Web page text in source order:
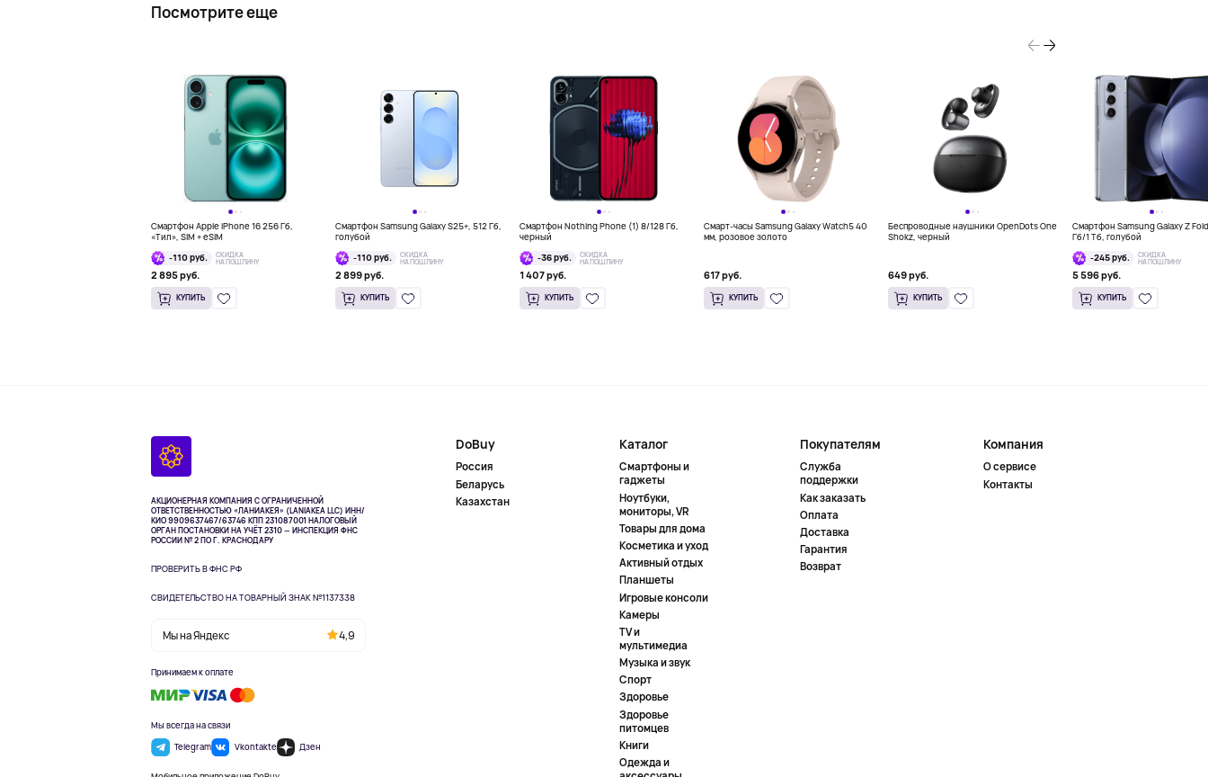
Посмотрите еще
Смартфон Apple iPhone 16 256 Гб,
«Тил», SIM + eSIM
-110 руб.
СКИДКА
НА ПОШЛИНУ
2 895 руб.
КУПИТЬ
Смартфон Samsung Galaxy S25+, 512 Гб,
голубой
-110 руб.
СКИДКА
НА ПОШЛИНУ
2 899 руб.
КУПИТЬ
Смартфон Nothing Phone (1) 8/128 Гб,
черный
-36 руб.
СКИДКА
НА ПОШЛИНУ
1 407 руб.
КУПИТЬ
Смарт-часы Samsung Galaxy Watch5 40
мм, розовое золото
617 руб.
КУПИТЬ
Беспроводные наушники OpenDots One
Shokz, черный
649 руб.
КУПИТЬ
Смартфон Samsung Galaxy Z
Гб/1 Тб, голубой
-245 руб.
СКИДКА
НА ПОШЛИНУ
5 596 руб.
КУПИТЬ
АКЦИОНЕРНАЯ КОМПАНИЯ С ОГРАНИЧЕННОЙ
ОТВЕТСТВЕННОСТЬЮ «ЛАНИАКЕЯ» (LANIAKEA LLC) ИНН/
КИО 9909637467/63746 КПП 231087001НАЛОГОВЫЙ
ОРГАН ПОСТАНОВКИ НА УЧЁТ 2310 — ИНСПЕКЦИЯ ФНС
РОССИИ № 2 ПО Г. КРАСНОДАРУ
ПРОВЕРИТЬ В ФНС РФ
СВИДЕТЕЛЬСТВО НА ТОВАРНЫЙ ЗНАК №1137338
Мы на Яндекс 4,9
Принимаем к оплате
Мы всегда на связи
Telegram
Vkontakte Дзен
DoBuy
Россия
Беларусь
Казахстан
Каталог
Смартфоны и
гаджеты
Ноутбуки,
мониторы, VR
Товары для дома
Косметика и уход
Активный отдых
Планшеты
Игровые консоли
Камеры
TV и
мультимедиа
Музыка и звук
Спорт
Здоровье
Здоровье
питомцев
Книги
Одежда и
Покупателям
Служба
поддержки
Как заказать
Оплата
Доставка
Гарантия
Возврат
Компания
О сервисе
Контакты